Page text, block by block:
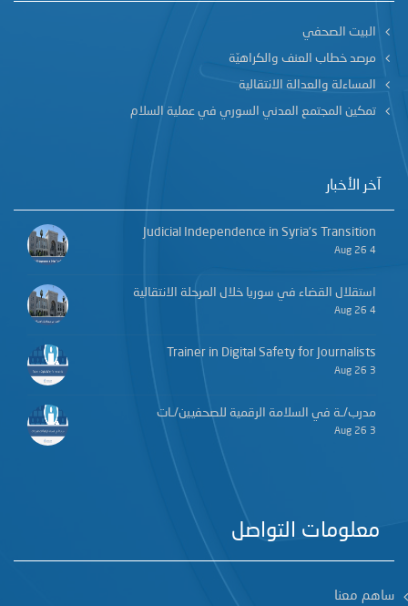
البيت الصحفي
مرصد خطاب العنف والكراهيّة
المساءلة والعدالة الانتقالية
تمكين المجتمع المدني السوري في عملية السلام
آخر الأخبار
Judicial Independence in Syria’s Transition
4 Aug 26
استقلال القضاء في سوريا خلال المرحلة الانتقالية
4 Aug 26
Trainer in Digital Safety for Journalists
3 Aug 26
مدرب/ـة في السلامة الرقمية للصحفيين/ـات
3 Aug 26
معلومات التواصل
ساهم معنا